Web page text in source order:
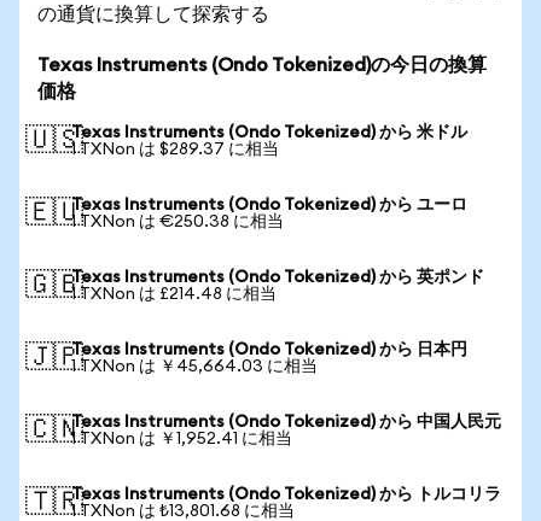
の通貨に換算して探索する
Texas Instruments (Ondo Tokenized)の今日の換算
価格
🇺🇸Texas Instruments (Ondo Tokenized) から 米ドル
1 TXNon は $289.37 に相当
🇪🇺Texas Instruments (Ondo Tokenized) から ユーロ
1 TXNon は €250.38 に相当
🇬🇧Texas Instruments (Ondo Tokenized) から 英ポンド
1 TXNon は £214.48 に相当
🇯🇵Texas Instruments (Ondo Tokenized) から 日本円
1 TXNon は ￥45,664.03 に相当
🇨🇳Texas Instruments (Ondo Tokenized) から 中国人民元
1 TXNon は ￥1,952.41 に相当
🇹🇷Texas Instruments (Ondo Tokenized) から トルコリラ
1 TXNon は ₺13,801.68 に相当